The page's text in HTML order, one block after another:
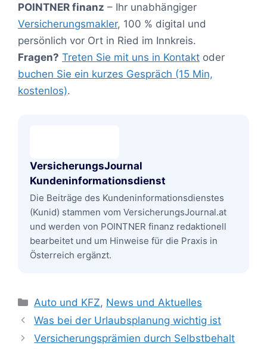
POINTNER finanz – Ihr unabhängiger
Versicherungsmakler, 100 % digital und
persönlich vor Ort in Ried im Innkreis.
Fragen? Treten Sie mit uns in Kontakt oder
buchen Sie ein kurzes Gespräch (15 Min,
kostenlos).
VersicherungsJournal
Kundeninformationsdienst
Die Beiträge des Kundeninformationsdienstes
(Kunid) stammen vom VersicherungsJournal.at
und werden von POINTNER finanz redaktionell
bearbeitet und um Hinweise für die Praxis in
Österreich ergänzt.
Kategorien
Auto und KFZ, News und Aktuelles
Was bei der Urlaubsplanung wichtig ist
Versicherungsprämien durch Selbstbehalt